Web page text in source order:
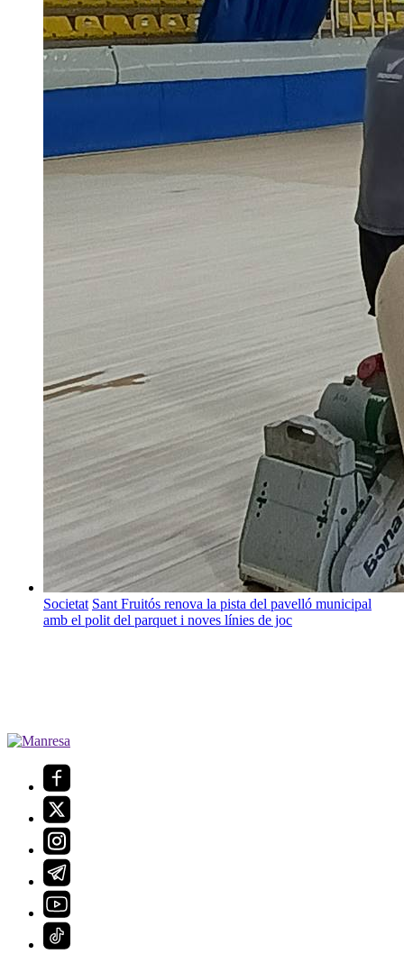
Societat Sant Fruitós renova la pista del pavelló municipal
amb el polit del parquet i noves línies de joc